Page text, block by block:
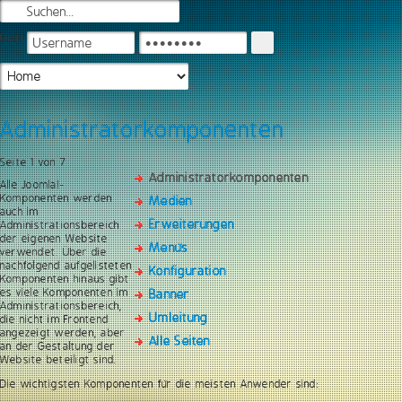
Login
Administratorkomponenten
Administratorkomponenten
Medien
Erweiterungen
Menüs
Konfiguration
Banner
Umleitung
Alle Seiten
Seite 1 von 7
Alle Joomla!-
Komponenten werden
auch im
Administrationsbereich
der eigenen Website
verwendet. Über die
nachfolgend aufgelisteten
Komponenten hinaus gibt
es viele Komponenten im
Administrationsbereich,
die nicht im Frontend
angezeigt werden, aber
an der Gestaltung der
Website beteiligt sind.
Die wichtigsten Komponenten für die meisten Anwender sind: